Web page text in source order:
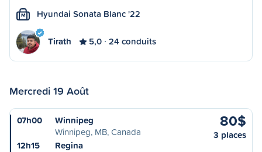
M Hyundai Sonata Blanc '22
Tirath 5,0 24 conduits
Mercredi 19 Août
07h00
Winnipeg
Winnipeg, MB, Canada
12h15
Regina
80$
3 places